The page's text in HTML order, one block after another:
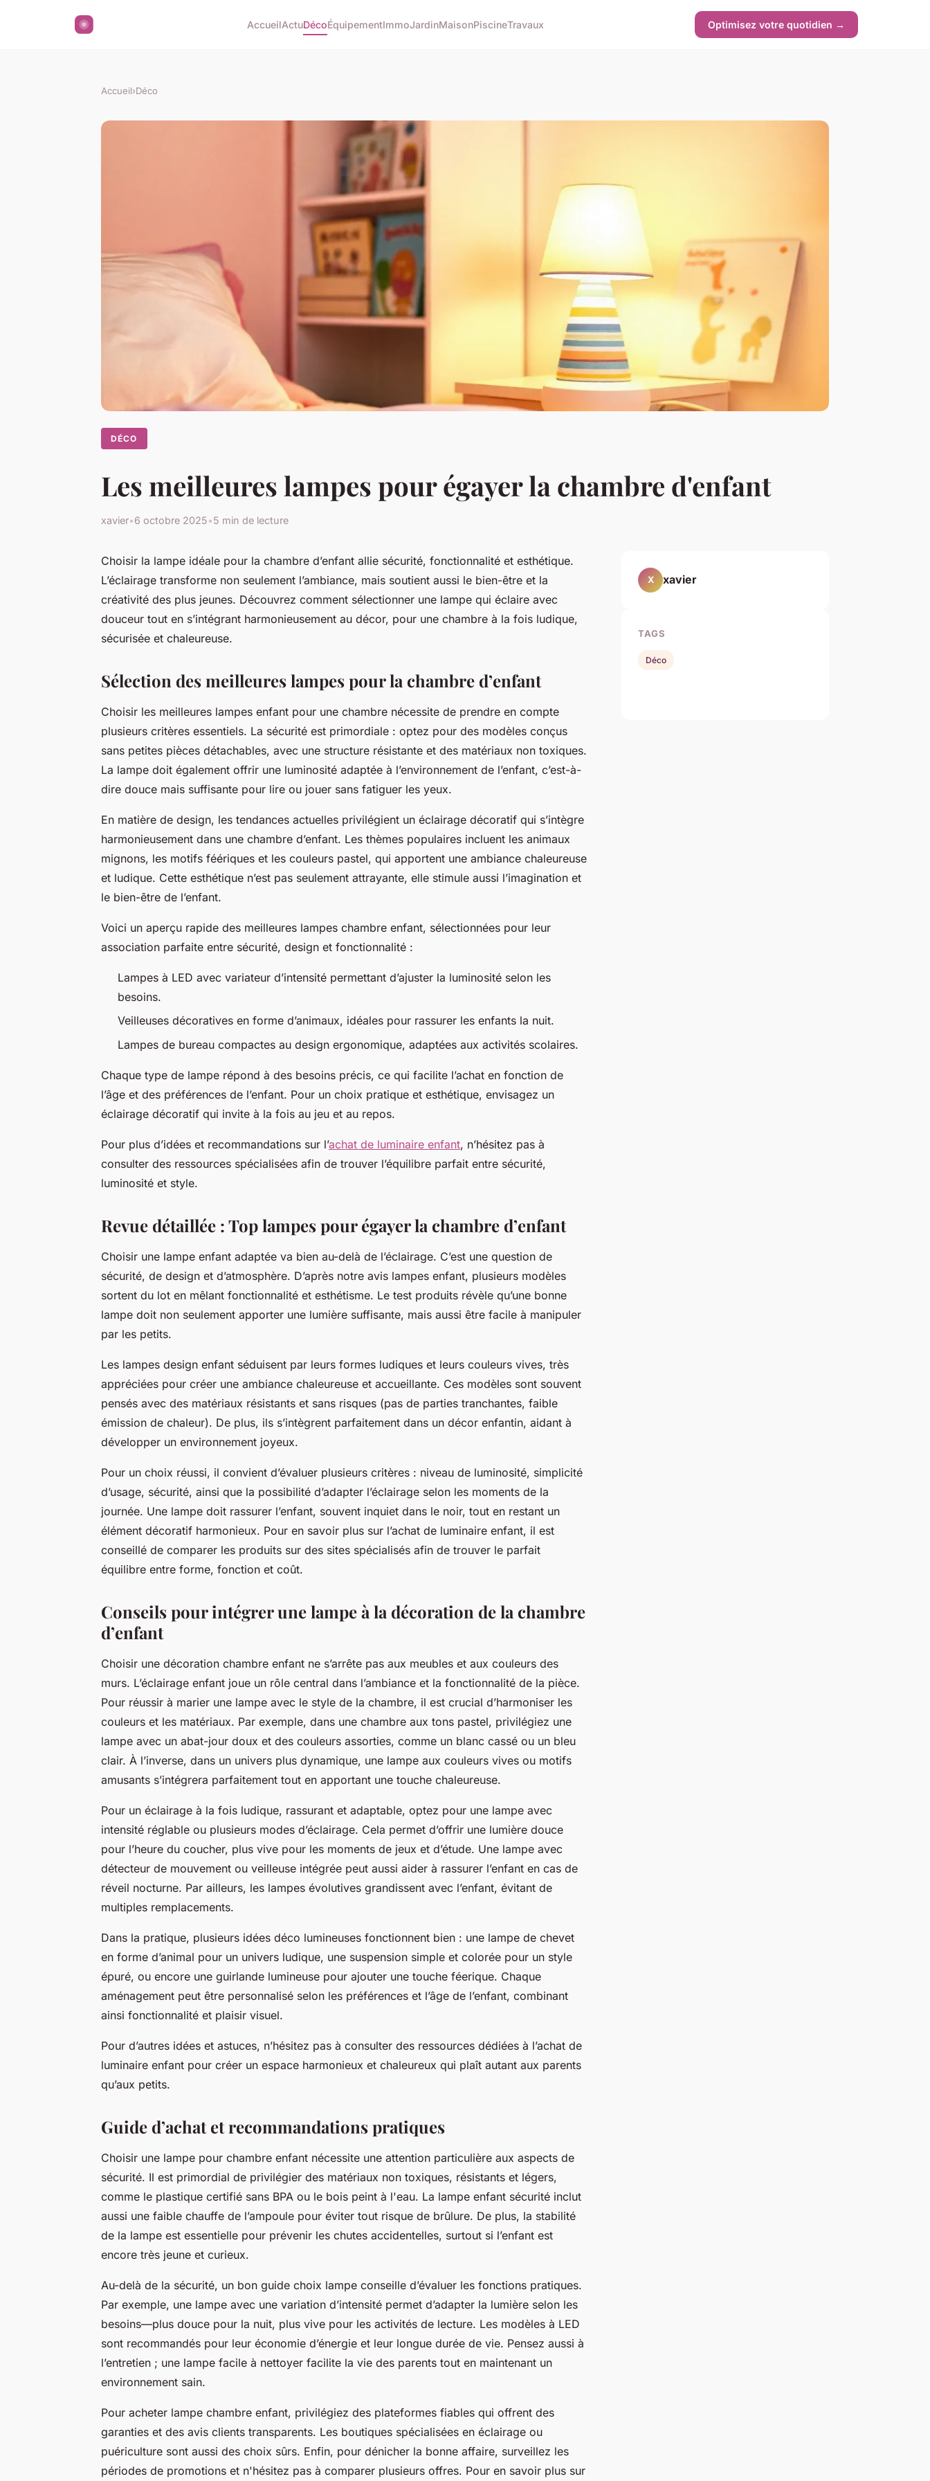
AccueilActuDécoÉquipementImmoJardinMaisonPiscineTravaux Optimisez votre quotidien →
Accueil›Déco
DÉCO
Les meilleures lampes pour égayer la chambre d'enfant
xavier•6 octobre 2025•5 min de lecture
Choisir la lampe idéale pour la chambre d’enfant allie sécurité, fonctionnalité et esthétique.
L’éclairage transforme non seulement l’ambiance, mais soutient aussi le bien-être et la
créativité des plus jeunes. Découvrez comment sélectionner une lampe qui éclaire avec
douceur tout en s’intégrant harmonieusement au décor, pour une chambre à la fois ludique,
sécurisée et chaleureuse.
Sélection des meilleures lampes pour la chambre d’enfant
Choisir les meilleures lampes enfant pour une chambre nécessite de prendre en compte
plusieurs critères essentiels. La sécurité est primordiale : optez pour des modèles conçus
sans petites pièces détachables, avec une structure résistante et des matériaux non toxiques.
La lampe doit également offrir une luminosité adaptée à l’environnement de l’enfant, c’est-à-
dire douce mais suffisante pour lire ou jouer sans fatiguer les yeux.
En matière de design, les tendances actuelles privilégient un éclairage décoratif qui s’intègre
harmonieusement dans une chambre d’enfant. Les thèmes populaires incluent les animaux
mignons, les motifs féériques et les couleurs pastel, qui apportent une ambiance chaleureuse
et ludique. Cette esthétique n’est pas seulement attrayante, elle stimule aussi l’imagination et
le bien-être de l’enfant.
Voici un aperçu rapide des meilleures lampes chambre enfant, sélectionnées pour leur
association parfaite entre sécurité, design et fonctionnalité :
Lampes à LED avec variateur d’intensité permettant d’ajuster la luminosité selon les
besoins.
Veilleuses décoratives en forme d’animaux, idéales pour rassurer les enfants la nuit.
Lampes de bureau compactes au design ergonomique, adaptées aux activités scolaires.
Chaque type de lampe répond à des besoins précis, ce qui facilite l’achat en fonction de
l’âge et des préférences de l’enfant. Pour un choix pratique et esthétique, envisagez un
éclairage décoratif qui invite à la fois au jeu et au repos.
Pour plus d’idées et recommandations sur l’achat de luminaire enfant, n’hésitez pas à
consulter des ressources spécialisées afin de trouver l’équilibre parfait entre sécurité,
luminosité et style.
Revue détaillée : Top lampes pour égayer la chambre d’enfant
Choisir une lampe enfant adaptée va bien au-delà de l’éclairage. C’est une question de
sécurité, de design et d’atmosphère. D’après notre avis lampes enfant, plusieurs modèles
sortent du lot en mêlant fonctionnalité et esthétisme. Le test produits révèle qu’une bonne
lampe doit non seulement apporter une lumière suffisante, mais aussi être facile à manipuler
par les petits.
Les lampes design enfant séduisent par leurs formes ludiques et leurs couleurs vives, très
appréciées pour créer une ambiance chaleureuse et accueillante. Ces modèles sont souvent
pensés avec des matériaux résistants et sans risques (pas de parties tranchantes, faible
émission de chaleur). De plus, ils s’intègrent parfaitement dans un décor enfantin, aidant à
développer un environnement joyeux.
Pour un choix réussi, il convient d’évaluer plusieurs critères : niveau de luminosité, simplicité
d’usage, sécurité, ainsi que la possibilité d’adapter l’éclairage selon les moments de la
journée. Une lampe doit rassurer l’enfant, souvent inquiet dans le noir, tout en restant un
élément décoratif harmonieux. Pour en savoir plus sur l’achat de luminaire enfant, il est
conseillé de comparer les produits sur des sites spécialisés afin de trouver le parfait
équilibre entre forme, fonction et coût.
Conseils pour intégrer une lampe à la décoration de la chambre
d’enfant
Choisir une décoration chambre enfant ne s’arrête pas aux meubles et aux couleurs des
murs. L’éclairage enfant joue un rôle central dans l’ambiance et la fonctionnalité de la pièce.
Pour réussir à marier une lampe avec le style de la chambre, il est crucial d’harmoniser les
couleurs et les matériaux. Par exemple, dans une chambre aux tons pastel, privilégiez une
lampe avec un abat-jour doux et des couleurs assorties, comme un blanc cassé ou un bleu
clair. À l’inverse, dans un univers plus dynamique, une lampe aux couleurs vives ou motifs
amusants s’intégrera parfaitement tout en apportant une touche chaleureuse.
Pour un éclairage à la fois ludique, rassurant et adaptable, optez pour une lampe avec
intensité réglable ou plusieurs modes d’éclairage. Cela permet d’offrir une lumière douce
pour l’heure du coucher, plus vive pour les moments de jeux et d’étude. Une lampe avec
détecteur de mouvement ou veilleuse intégrée peut aussi aider à rassurer l’enfant en cas de
réveil nocturne. Par ailleurs, les lampes évolutives grandissent avec l’enfant, évitant de
multiples remplacements.
Dans la pratique, plusieurs idées déco lumineuses fonctionnent bien : une lampe de chevet
en forme d’animal pour un univers ludique, une suspension simple et colorée pour un style
épuré, ou encore une guirlande lumineuse pour ajouter une touche féerique. Chaque
aménagement peut être personnalisé selon les préférences et l’âge de l’enfant, combinant
ainsi fonctionnalité et plaisir visuel.
Pour d’autres idées et astuces, n’hésitez pas à consulter des ressources dédiées à l’achat de
luminaire enfant pour créer un espace harmonieux et chaleureux qui plaît autant aux parents
qu’aux petits.
Guide d’achat et recommandations pratiques
Choisir une lampe pour chambre enfant nécessite une attention particulière aux aspects de
sécurité. Il est primordial de privilégier des matériaux non toxiques, résistants et légers,
comme le plastique certifié sans BPA ou le bois peint à l'eau. La lampe enfant sécurité inclut
aussi une faible chauffe de l’ampoule pour éviter tout risque de brûlure. De plus, la stabilité
de la lampe est essentielle pour prévenir les chutes accidentelles, surtout si l’enfant est
encore très jeune et curieux.
Au-delà de la sécurité, un bon guide choix lampe conseille d’évaluer les fonctions pratiques.
Par exemple, une lampe avec une variation d’intensité permet d’adapter la lumière selon les
besoins—plus douce pour la nuit, plus vive pour les activités de lecture. Les modèles à LED
sont recommandés pour leur économie d’énergie et leur longue durée de vie. Pensez aussi à
l’entretien ; une lampe facile à nettoyer facilite la vie des parents tout en maintenant un
environnement sain.
Pour acheter lampe chambre enfant, privilégiez des plateformes fiables qui offrent des
garanties et des avis clients transparents. Les boutiques spécialisées en éclairage ou
puériculture sont aussi des choix sûrs. Enfin, pour dénicher la bonne affaire, surveillez les
périodes de promotions et n'hésitez pas à comparer plusieurs offres. Pour en savoir plus sur
X xavier
TAGS
Déco